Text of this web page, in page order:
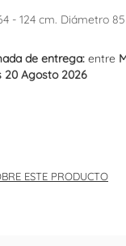
- 124 cm. Diámetro
de entrega: entre
20 Agosto 2026
ESTE PRODUCTO